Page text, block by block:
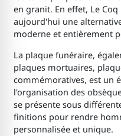
en granit. En effet, Le
aujourd'hui une
moderne et entièrement
La plaque funéraire,
plaques mortuaires,
commémoratives, est un
l'organisation des
se présente sous
finitions pour rendre
personnalisée et unique.